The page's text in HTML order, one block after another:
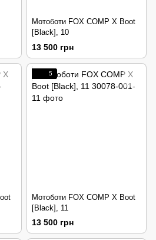
Мотоботи FOX COMP X Boot
[Black], 10
13 500 грн
5
Мотоботи FOX COMP X Boot
[Black], 11
13 500 грн